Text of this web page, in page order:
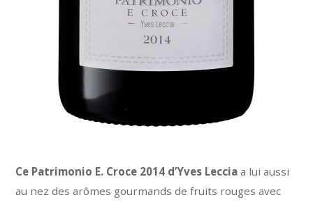
Ce Patrimonio E. Croce 2014 d’Yves Leccia a lui aussi
au nez des arômes gourmands de fruits rouges avec